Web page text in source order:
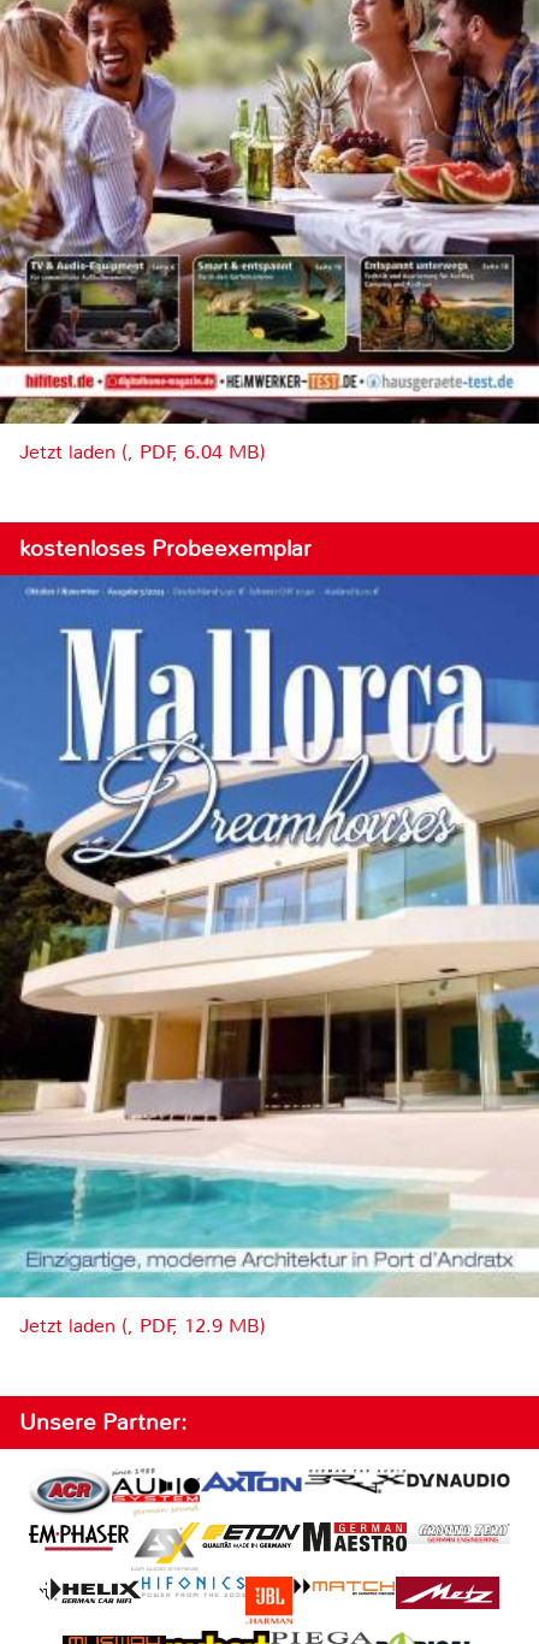
Jetzt laden (, PDF, 6.04 MB)
kostenloses Probeexemplar
Jetzt laden (, PDF, 12.9 MB)
Unsere Partner: